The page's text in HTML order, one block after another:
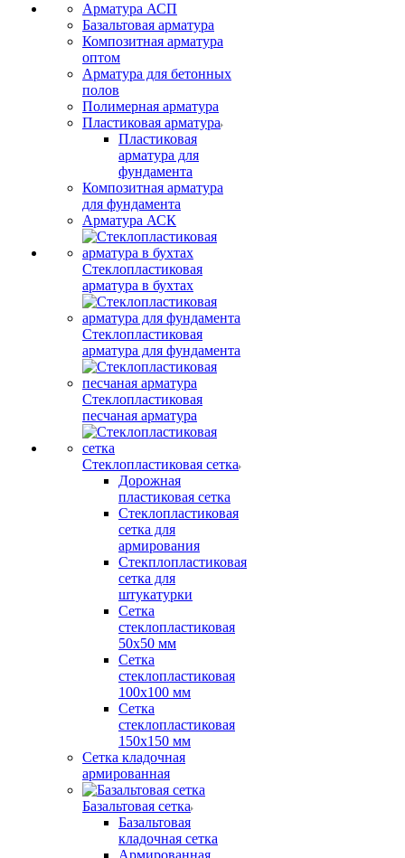
Арматура АСП
Базальтовая арматура
Композитная арматура
оптом
Арматура для бетонных
полов
Полимерная арматура
Пластиковая арматура
Пластиковая
арматура для
фундамента
Композитная арматура
для фундамента
Арматура АСК
Стеклопластиковая
арматура в бухтах
Стеклопластиковая
арматура для фундамента
Стеклопластиковая
песчаная арматура
Стеклопластиковая сетка
Дорожная
пластиковая сетка
Стеклопластиковая
сетка для
армирования
Стекплопластиковая
сетка для
штукатурки
Сетка
стеклопластиковая
50x50 мм
Сетка
стеклопластиковая
100x100 мм
Сетка
стеклопластиковая
150x150 мм
Сетка кладочная
армированная
Базальтовая сетка
Базальтовая
кладочная сетка
Армированная